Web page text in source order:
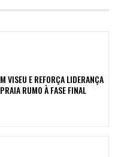
VISEU E REFORÇA LIDERANÇA
RUMO À FASE FINAL